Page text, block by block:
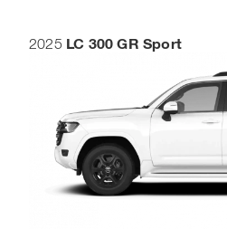
2025 LC 300 GR Sport